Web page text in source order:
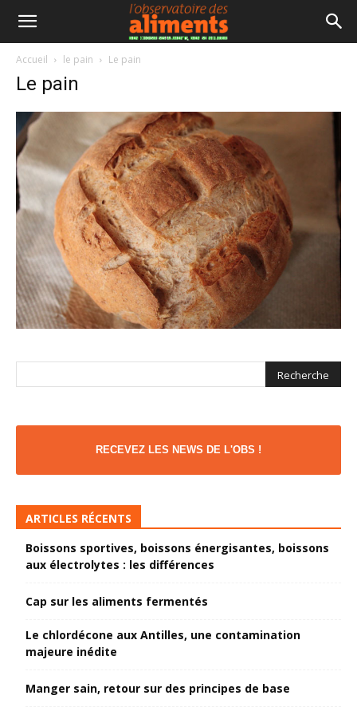
Accueil le pain Le pain
Le pain
RECEVEZ LES NEWS DE L'OBS !
ARTICLES RÉCENTS
Boissons sportives, boissons énergisantes, boissons
aux électrolytes : les différences
Cap sur les aliments fermentés
Le chlordécone aux Antilles, une contamination
majeure inédite
Manger sain, retour sur des principes de base